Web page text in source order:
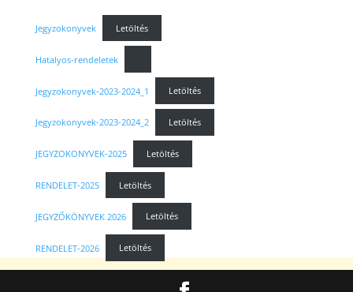
Jegyzokonyvek Letöltés
Hatalyos-rendeletek
Jegyzokonyvek-2023-2024_1 Letöltés
Jegyzokonyvek-2023-2024_2 Letöltés
JEGYZOKONYVEK-2025 Letöltés
RENDELET-2025 Letöltés
JEGYZŐKÖNYVEK 2026 Letöltés
RENDELET-2026 Letöltés